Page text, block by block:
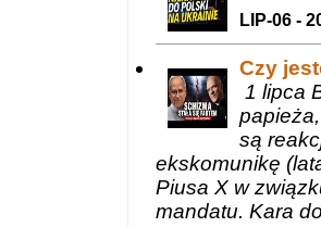
LIP-06 -
Czy
1 lipca
są
ekskomunikę
Piusa X w
mandatu. Kara